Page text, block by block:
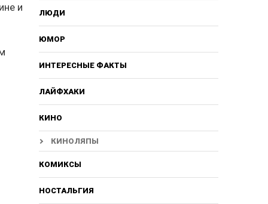
и ЛЮДИ
ЮМОР
ИНТЕРЕСНЫЕ ФАКТЫ
ЛАЙФХАКИ
КИНО
КИНОЛЯПЫ
КОМИКСЫ
НОСТАЛЬГИЯ